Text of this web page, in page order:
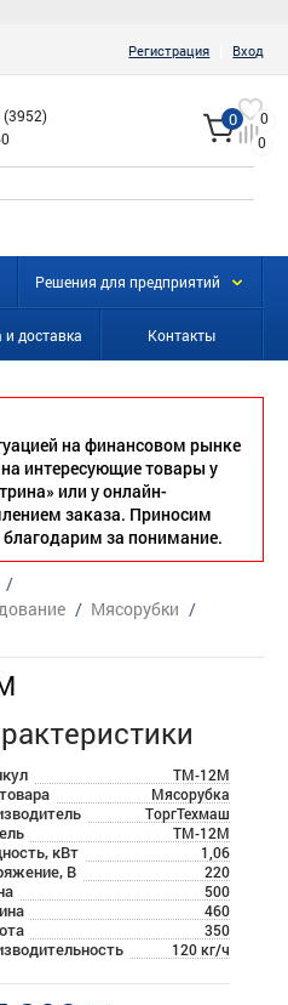
Регистрация Вход
(3952)
0
0
0
Решения для предприятий
и доставка Контакты
на финансовом рынке
на интересующие товары у
или у онлайн-
заказа. Приносим
благодарим за понимание.
/
/ Мясорубки /
ТМ-12М
Мясорубка
ТоргТехмаш
ТМ-12М
кВт 1,06
В 220
500
460
350
120 кг/ч